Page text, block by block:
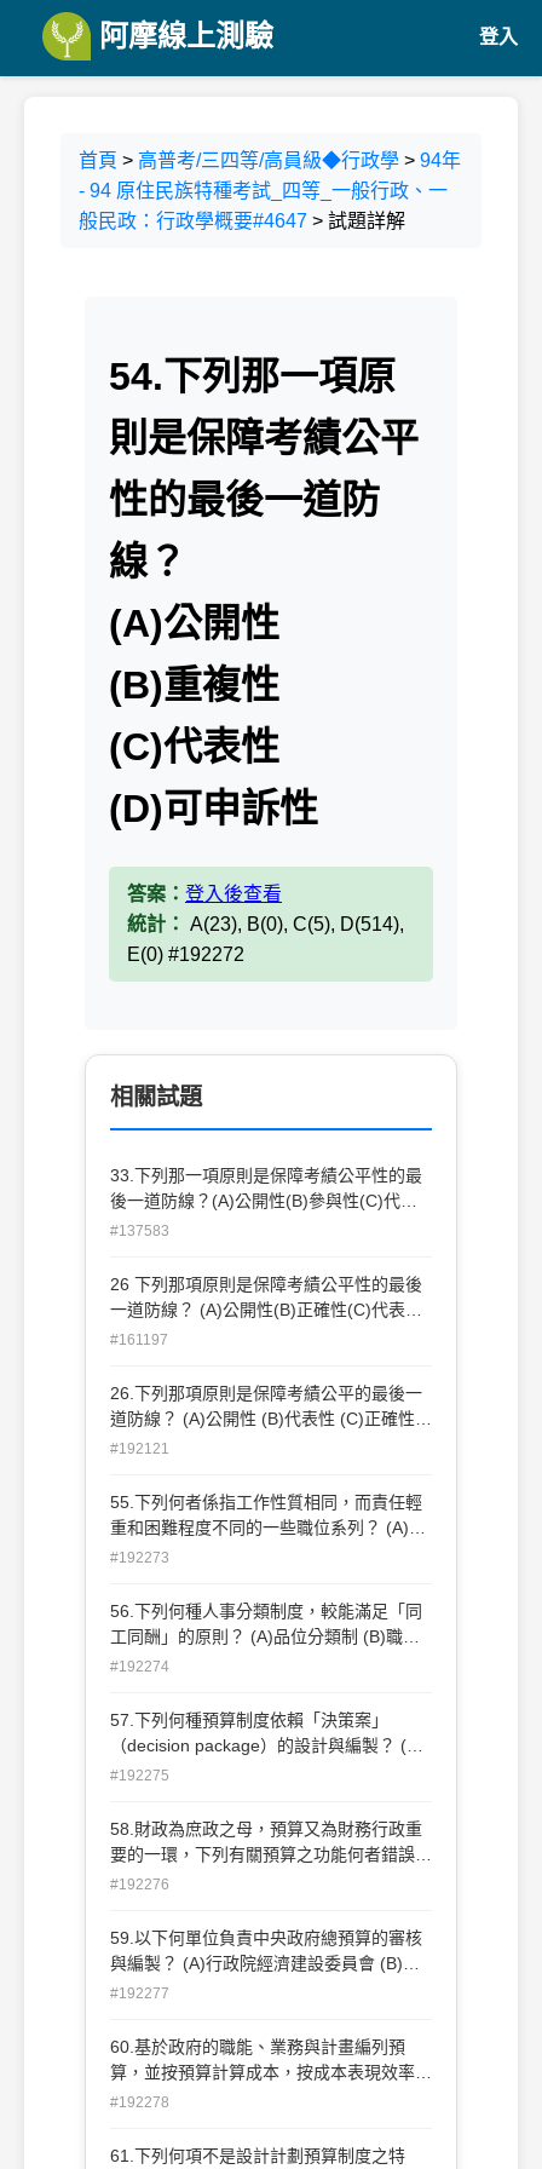
阿摩線上測驗 登入
首頁 > 高普考/三四等/高員級◆行政學 > 94年
- 94 原住民族特種考試_四等_一般行政、一
般民政：行政學概要#4647 > 試題詳解
54.下列那一項原
則是保障考績公平
性的最後一道防
線？
(A)公開性
(B)重複性
(C)代表性
(D)可申訴性
答案： 登入後查看
統計： A(23), B(0), C(5), D(514),
E(0) #192272
相關試題
33.下列那一項原則是保障考績公平性的最
後一道防線？(A)公開性(B)參與性(C)代表
性(D)可申訴性
#137583
26 下列那項原則是保障考績公平性的最後
一道防線？ (A)公開性(B)正確性(C)代表性
(D)可申訴性
#161197
26.下列那項原則是保障考績公平的最後一
道防線？ (A)公開性 (B)代表性 (C)正確性
(D)可申訴性
#192121
55.下列何者係指工作性質相同，而責任輕
重和困難程度不同的一些職位系列？ (A)職
#192273
56.下列何種人事分類制度，較能滿足「同
工同酬」的原則？ (A)品位分類制 (B)職位
#192274
57.下列何種預算制度依賴「決策案」
（decision package）的設計與編製？ (A)
績效預算制度 (B)設計計劃預算制度 (C)零
#192275
58.財政為庶政之母，預算又為財務行政重
要的一環，下列有關預算之功能何者錯誤？
(A)具有協調行政與司法機關的功能 (B)具有
行政機關的功能 (D)具有實現經濟政策的功
能
#192276
59.以下何單位負責中央政府總預算的審核
與編製？ (A)行政院經濟建設委員會 (B)行
#192277
60.基於政府的職能、業務與計畫編列預
算，並按預算計算成本，按成本表現效率，
依效率原則進行考核；此種精神的預算制度
績效預算制度 (D)零基預算制度
#192278
61.下列何項不是設計計劃預算制度之特